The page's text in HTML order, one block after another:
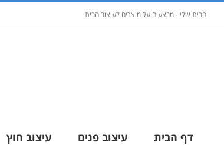
הבית שלי - מבצעים על מוצרים לעיצוב הבית
דף הבית עיצוב פנים עיצוב חוץ